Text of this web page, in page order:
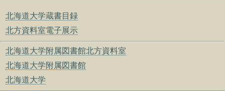
北海道大学蔵書目録
北方資料室電子展示
北海道大学附属図書館北方資料室
北海道大学附属図書館
北海道大学